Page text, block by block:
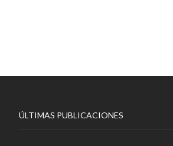
ÚLTIMAS PUBLICACIONES